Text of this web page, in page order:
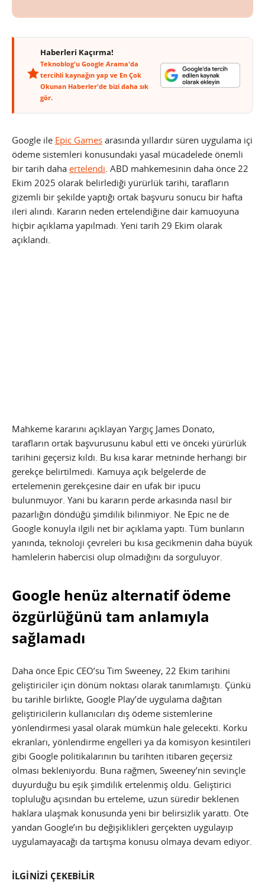
Haberleri Kaçırma!
Teknoblog'u Google Arama'da
tercihli kaynağın yap ve En Çok
Okunan Haberler'de bizi daha sık
gör.
Google ile Epic Games arasında yıllardır süren uygulama içi
ödeme sistemleri konusundaki yasal mücadelede önemli
bir tarih daha ertelendi. ABD mahkemesinin daha önce 22
Ekim 2025 olarak belirlediği yürürlük tarihi, tarafların
gizemli bir şekilde yaptığı ortak başvuru sonucu bir hafta
ileri alındı. Kararın neden ertelendiğine dair kamuoyuna
hiçbir açıklama yapılmadı. Yeni tarih 29 Ekim olarak
açıklandı.
Mahkeme kararını açıklayan Yargıç James Donato,
tarafların ortak başvurusunu kabul etti ve önceki yürürlük
tarihini geçersiz kıldı. Bu kısa karar metninde herhangi bir
gerekçe belirtilmedi. Kamuya açık belgelerde de
ertelemenin gerekçesine dair en ufak bir ipucu
bulunmuyor. Yani bu kararın perde arkasında nasıl bir
pazarlığın döndüğü şimdilik bilinmiyor. Ne Epic ne de
Google konuyla ilgili net bir açıklama yaptı. Tüm bunların
yanında, teknoloji çevreleri bu kısa gecikmenin daha büyük
hamlelerin habercisi olup olmadığını da sorguluyor.
Google henüz alternatif ödeme
özgürlüğünü tam anlamıyla
sağlamadı
Daha önce Epic CEO’su Tim Sweeney, 22 Ekim tarihini
geliştiriciler için dönüm noktası olarak tanımlamıştı. Çünkü
bu tarihle birlikte, Google Play’de uygulama dağıtan
geliştiricilerin kullanıcıları dış ödeme sistemlerine
yönlendirmesi yasal olarak mümkün hale gelecekti. Korku
ekranları, yönlendirme engelleri ya da komisyon kesintileri
gibi Google politikalarının bu tarihten itibaren geçersiz
olması bekleniyordu. Buna rağmen, Sweeney’nin sevinçle
duyurduğu bu eşik şimdilik ertelenmiş oldu. Geliştirici
topluluğu açısından bu erteleme, uzun süredir beklenen
haklara ulaşmak konusunda yeni bir belirsizlik yarattı. Öte
yandan Google’ın bu değişiklikleri gerçekten uygulayıp
uygulamayacağı da tartışma konusu olmaya devam ediyor.
İLGİNİZİ ÇEKEBİLİR